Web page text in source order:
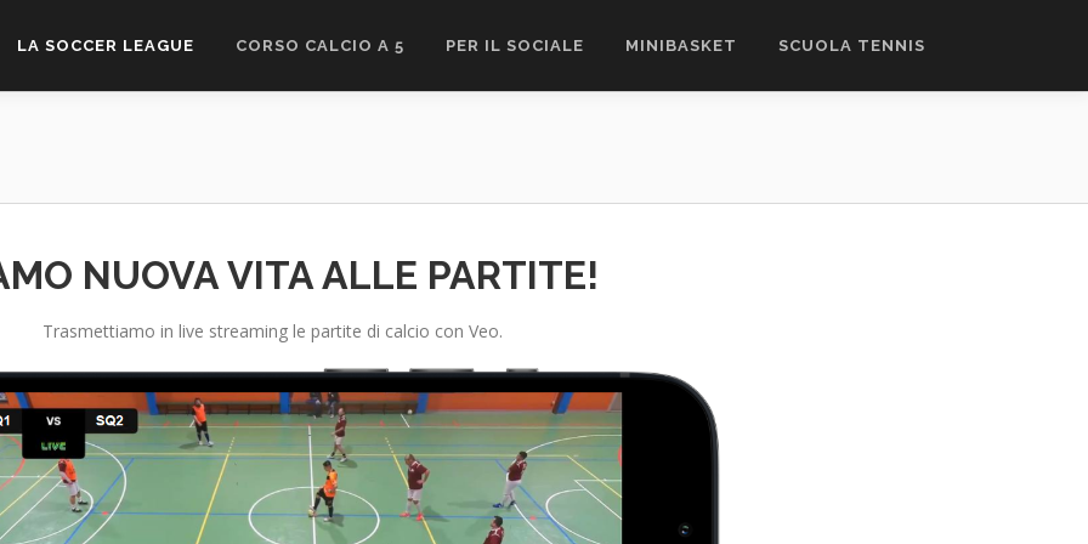
LA SOCCER LEAGUE CORSO CALCIO A 5 PER IL SOCIALE MINIBASKET SCUOLA TENNIS
NUOVA VITA ALLE PARTITE!
Trasmettiamo in live streaming le partite di calcio con Veo.